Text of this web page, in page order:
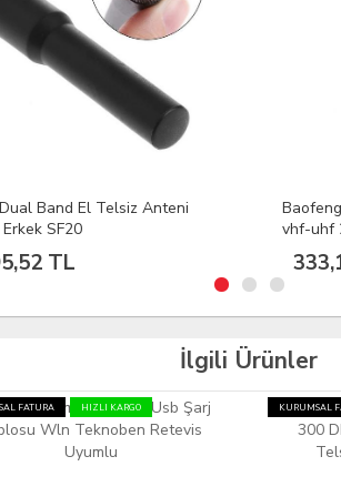
Zastone uv82 5r 888 999
23cm Dual Band Dişi Esnek
AntenTL
Dual
Telsiz
İlgili Ürünler
FATURA HIZLI KARGO KURUMSAL